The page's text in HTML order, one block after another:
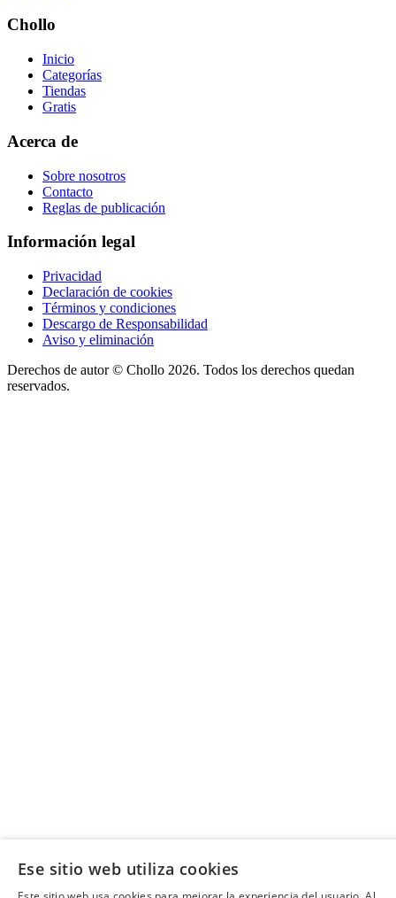
Chollo
Inicio
Categorías
Tiendas
Gratis
Acerca de
Sobre nosotros
Contacto
Reglas de publicación
Información legal
Privacidad
Declaración de cookies
Términos y condiciones
Descargo de Responsabilidad
Aviso y eliminación
Derechos de autor © Chollo 2026. Todos los derechos quedan
reservados.
Ese sitio web utiliza cookies